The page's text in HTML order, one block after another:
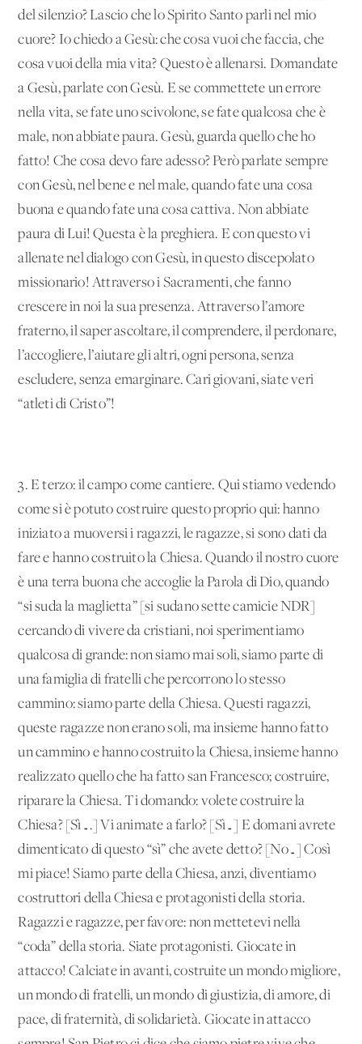
del silenzio? Lascio che lo Spirito Santo parli nel mio
cuore? Io chiedo a Gesù: che cosa vuoi che faccia, che
cosa vuoi della mia vita? Questo è allenarsi. Domandate
a Gesù, parlate con Gesù. E se commettete un errore
nella vita, se fate uno scivolone, se fate qualcosa che è
male, non abbiate paura. Gesù, guarda quello che ho
fatto! Che cosa devo fare adesso? Però parlate sempre
con Gesù, nel bene e nel male, quando fate una cosa
buona e quando fate una cosa cattiva. Non abbiate
paura di Lui! Questa è la preghiera. E con questo vi
allenate nel dialogo con Gesù, in questo discepolato
missionario! Attraverso i Sacramenti, che fanno
crescere in noi la sua presenza. Attraverso l’amore
fraterno, il saper ascoltare, il comprendere, il perdonare,
l’accogliere, l’aiutare gli altri, ogni persona, senza
escludere, senza emarginare. Cari giovani, siate veri
“atleti di Cristo”!
3. E terzo: il campo come cantiere. Qui stiamo vedendo
come si è potuto costruire questo proprio qui: hanno
iniziato a muoversi i ragazzi, le ragazze, si sono dati da
fare e hanno costruito la Chiesa. Quando il nostro cuore
è una terra buona che accoglie la Parola di Dio, quando
“si suda la maglietta” [si sudano sette camicie NDR]
cercando di vivere da cristiani, noi sperimentiamo
qualcosa di grande: non siamo mai soli, siamo parte di
una famiglia di fratelli che percorrono lo stesso
cammino: siamo parte della Chiesa. Questi ragazzi,
queste ragazze non erano soli, ma insieme hanno fatto
un cammino e hanno costruito la Chiesa, insieme hanno
realizzato quello che ha fatto san Francesco; costruire,
riparare la Chiesa. Ti domando: volete costruire la
Chiesa? [Sì….] Vi animate a farlo? [Sì…] E domani avrete
dimenticato di questo “sì” che avete detto? [No…] Così
mi piace! Siamo parte della Chiesa, anzi, diventiamo
costruttori della Chiesa e protagonisti della storia.
Ragazzi e ragazze, per favore: non mettetevi nella
“coda” della storia. Siate protagonisti. Giocate in
attacco! Calciate in avanti, costruite un mondo migliore,
un mondo di fratelli, un mondo di giustizia, di amore, di
pace, di fraternità, di solidarietà. Giocate in attacco